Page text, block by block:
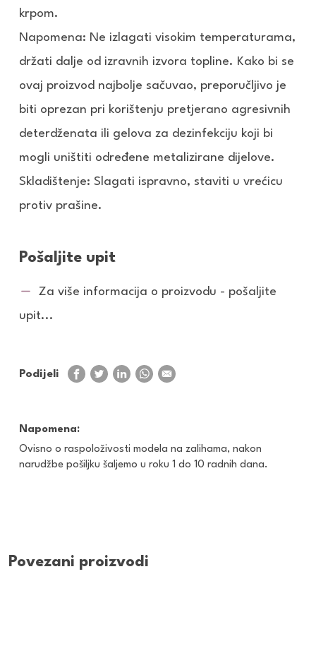
krpom.
Napomena: Ne izlagati visokim temperaturama,
držati dalje od izravnih izvora topline. Kako bi se
ovaj proizvod najbolje sačuvao, preporučljivo je
biti oprezan pri korištenju pretjerano agresivnih
deterdženata ili gelova za dezinfekciju koji bi
mogli uništiti određene metalizirane dijelove.
Skladištenje: Slagati ispravno, staviti u vrećicu
protiv prašine.
Pošaljite upit
Za više informacija o proizvodu - pošaljite
upit...
Podijeli
Napomena:
Ovisno o raspoloživosti modela na zalihama, nakon
narudžbe pošiljku šaljemo u roku 1 do 10 radnih dana.
Povezani proizvodi